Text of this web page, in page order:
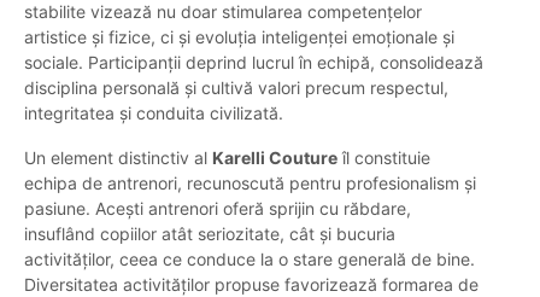
stabilite vizează nu doar stimularea competențelor
artistice și fizice, ci și evoluția inteligenței emoționale și
sociale. Participanții deprind lucrul în echipă, consolidează
disciplina personală și cultivă valori precum respectul,
integritatea și conduita civilizată.
Un element distinctiv al Karelli Coutureîl constituie
echipa de antrenori, recunoscută pentru profesionalism și
pasiune. Acești antrenori oferă sprijin cu răbdare,
insuflând copiilor atât seriozitate, cât și bucuria
activităților, ceea ce conduce la o stare generală de bine.
Diversitatea activităților propuse favorizează formarea de